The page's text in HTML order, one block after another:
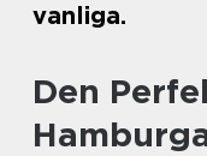
vanliga.
Den